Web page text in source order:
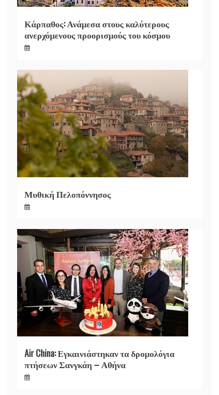
Κάρπαθος: Ανάμεσα στους καλύτερους
ανερχόμενους προορισμούς του κόσμου
Μυθική Πελοπόννησος
Air China: Εγκαινιάστηκαν τα δρομολόγια
πτήσεων Σανγκάη – Αθήνα